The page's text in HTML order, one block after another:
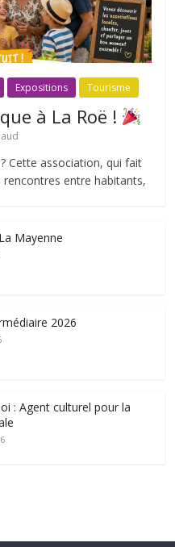
Expositions Tourisme
à La Roë !
Cette association, qui fait
entre habitants,
Mayenne
2026
: Agent culturel pour la